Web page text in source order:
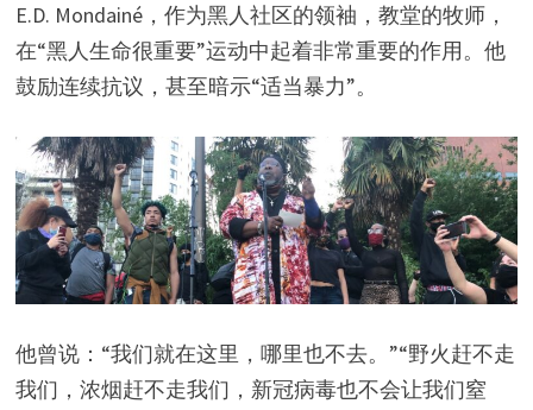
E.D. Mondainé，作为黑人社区的领袖，教堂的牧师，
在“黑人生命很重要”运动中起着非常重要的作用。他
鼓励连续抗议，甚至暗示“适当暴力”。
他曾说：“我们就在这里，哪里也不去。”“野火赶不走
我们，浓烟赶不走我们，新冠病毒也不会让我们窒